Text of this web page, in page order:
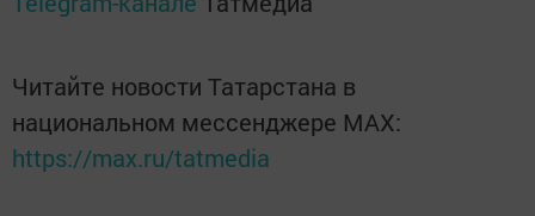
Читайте новости Татарстана в
национальном мессенджере MАХ:
https://max.ru/tatmedia